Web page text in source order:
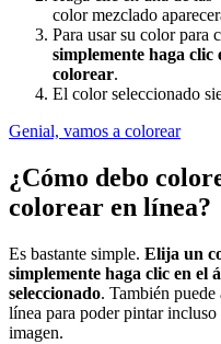
color mezclado
Para usar su color para
simplemente haga clic
colorear.
El color seleccionado
Genial, vamos a colorear
¿Cómo debo
colorear en línea?
Es bastante simple. Elija un
simplemente haga clic en el
seleccionado. También puede
línea para poder pintar incluso
imagen.